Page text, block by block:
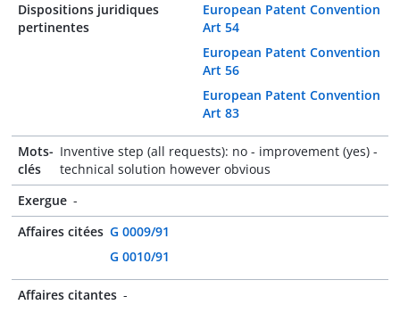
Dispositions juridiques
pertinentes
European Patent Convention
Art 54
European Patent Convention
Art 56
European Patent Convention
Art 83
Mots-
clés
Inventive step (all requests): no - improvement (yes) -
technical solution however obvious
Exergue -
Affaires citées G 0009/91
G 0010/91
Affaires citantes -